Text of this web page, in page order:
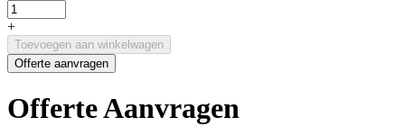
+
Toevoegen aan winkelwagen
Offerte aanvragen
Offerte Aanvragen